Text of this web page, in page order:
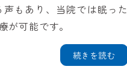
もあり、当院では眠った
可能です。
続きを読む